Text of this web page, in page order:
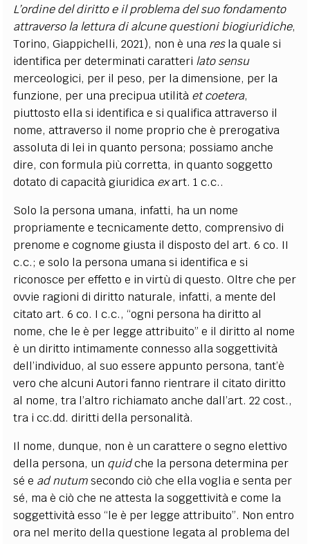
L’ordine del diritto e il problema del suo fondamento
attraverso la lettura di alcune questioni biogiuridiche,
Torino, Giappichelli, 2021), non è una resla quale si
identifica per determinati caratteri lato sensu
merceologici, per il peso, per la dimensione, per la
funzione, per una precipua utilità et coetera,
piuttosto ella si identifica e si qualifica attraverso il
nome, attraverso il nome proprio che è prerogativa
assoluta di lei in quanto persona; possiamo anche
dire, con formula più corretta, in quanto soggetto
dotato di capacità giuridica exart. 1 c.c..
Solo la persona umana, infatti, ha un nome
propriamente e tecnicamente detto, comprensivo di
prenome e cognome giusta il disposto del art. 6 co. II
c.c.; e solo la persona umana si identifica e si
riconosce per effetto e in virtù di questo. Oltre che per
ovvie ragioni di diritto naturale, infatti, a mente del
citato art. 6 co. I c.c., “ogni persona ha diritto al
nome, che le è per legge attribuito” e il diritto al nome
è un diritto intimamente connesso alla soggettività
dell’individuo, al suo essere appunto persona, tant’è
vero che alcuni Autori fanno rientrare il citato diritto
al nome, tra l’altro richiamato anche dall’art. 22 cost.,
tra i cc.dd. diritti della personalità.
Il nome, dunque, non è un carattere o segno elettivo
della persona, un quidche la persona determina per
sé e ad nutumsecondo ciò che ella voglia e senta per
sé, ma è ciò che ne attesta la soggettività e come la
soggettività esso “le è per legge attribuito”. Non entro
ora nel merito della questione legata al problema del